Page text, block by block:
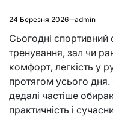
24 Березня 2026 admin
Сьогодні
тренування, зал чи
комфорт, легкість у
протягом усього
дедалі частіше
практичність і